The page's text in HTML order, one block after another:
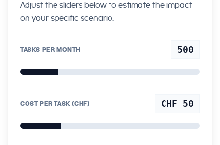
Adjust the sliders below to estimate the impact
on your specific scenario.
TASKS PER MONTH 500
COST PER TASK (CHF) CHF 50